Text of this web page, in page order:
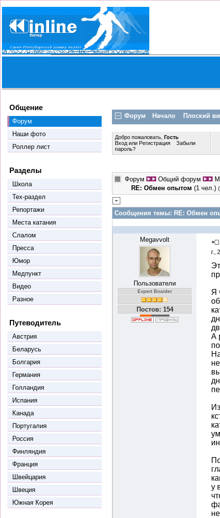
Общение
Форум
Наши фото
Роллер лист
Разделы
Школа
Тех-раздел
Репортажи
Места катания
Слалом
Пресса
Юмор
Медпункт
Видео
Разное
Путеводитель
Австрия
Беларусь
Болгария
Германия
Голландия
Испания
Канада
Португалия
Россия
Финляндия
Франция
Швейцария
Швеция
Южная Корея
Форум Начало Плоский
Добро пожаловать,Гость
Входили Регистрация
Забыли
пароль?
Форум Общий форум
RE: Обмен опытом(1 чел.)
Сообщения темы: RE: Обмен
Megavvolt
Пользователи
Expert Boarder
Постов: 154
г.,
Я
А
у